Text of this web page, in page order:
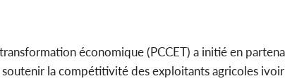
économique (PCCET) a initié en
la compétitivité des exploitants agricoles